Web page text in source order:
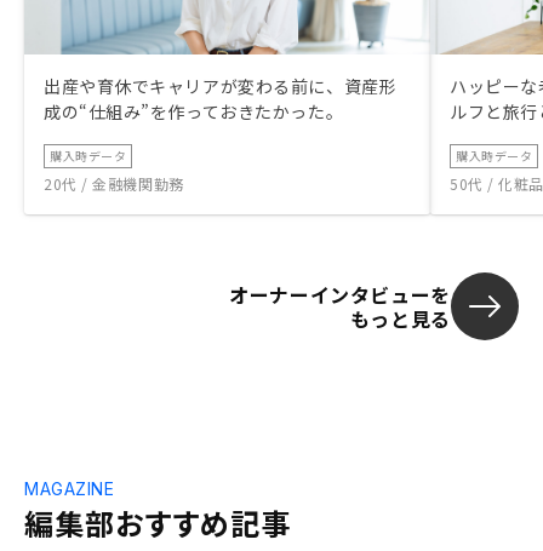
出産や育休でキャリアが変わる前に、資産形
成の“仕組み”を作っておきたかった。
購入時データ
20代 / 金融機関勤務
ハッピー
ルフと旅
購入時データ
50代 / 化粧
オーナーインタビューを
もっと見る
編集部おすすめ記事
MAGAZINE